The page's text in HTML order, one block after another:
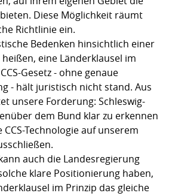
Diese Möglichkeit räumt
Richtlinie ein.
Bedenken hinsichtlich einer
eine Länderklausel im
Gesetz - ohne genaue
- hält juristisch nicht stand. Aus
unsere Forderung: Schleswig-
dem Bund klar zu erkennen
Technologie auf unserem
auch die Landesregierung
klare Positionierung haben,
im Prinzip das gleiche